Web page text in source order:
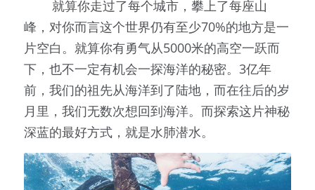
峰，对你而言这个世界仍有至少70%的地方是一
片空白。就算你有勇气从5000米的高空一跃而
下，也不一定有机会一探海洋的秘密。3亿年
前，我们的祖先从海洋到了陆地，而在往后的岁
月里，我们无数次想回到海洋。而探索这片神秘
深蓝的最好方式，就是水肺潜水。